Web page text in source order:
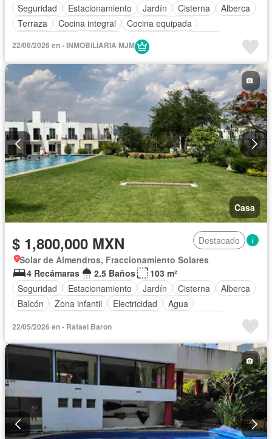
Seguridad
Estacionamiento Jardín Cisterna
Alberca
Terraza
Cocina integral
Cocina equipada
Zona infantil
Electricidad
Agua
Televisión por cable
Despacho
Recámara con closet
Wifi
Permite mascotas Permite niños Sin amueblar
22/06/2026 en - INMOBILIARIA MJM
Casa
$ 1,800,000 MXN
Destacado
Solar de Almendros, Fraccionamiento Solares
4 Recámaras
2.5 Baños
103 m²
Seguridad
Estacionamiento Jardín Cisterna
Alberca
Balcón
Zona infantil Electricidad
Agua
Caseta de vigilancia
Sin amueblar
22/05/2026 en - Rafael Baron